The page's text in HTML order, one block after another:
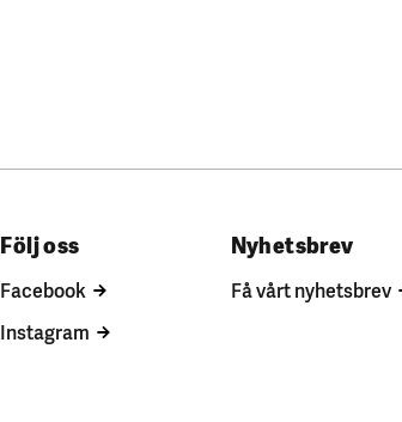
Följ oss
Facebook
Instagram
Nyhetsbrev
Få vårt nyhetsbrev